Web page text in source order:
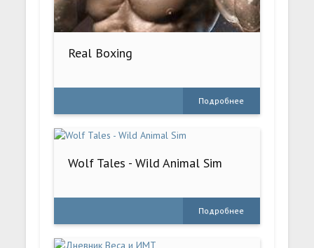
Real Boxing
Подробнее
Wolf Tales - Wild Animal Sim
Подробнее